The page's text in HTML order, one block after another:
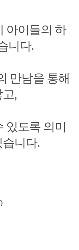
아이들의 하
니다.
만남을 통해
,
도록 의미
니다.